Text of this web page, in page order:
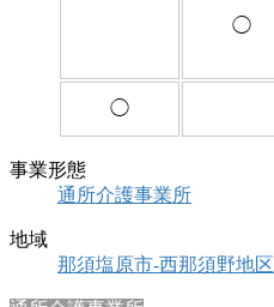
◯
◯
事業形態
通所介護事業所
地域
那須塩原市-西那須野地区